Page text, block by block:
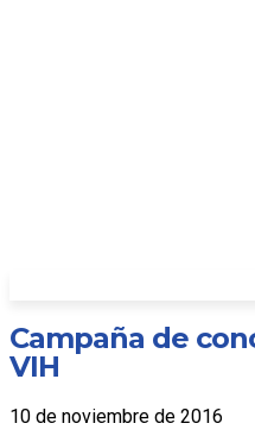
Campaña de
VIH
10 de noviembre de 2016